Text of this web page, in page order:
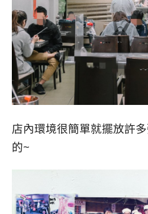
店內環境很簡單就擺放許
的~